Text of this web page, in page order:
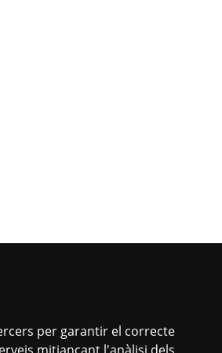
per garantir el correcte
Instagram
X